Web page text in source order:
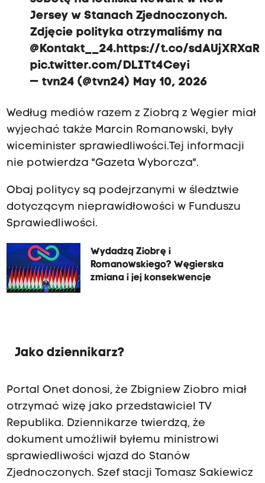
Jersey w Stanach Zjednoczonych.
Zdjęcie polityka otrzymaliśmy na
@Kontakt__24.https://t.co/sdAUjXRXaR
pic.twitter.com/DLITt4Ceyi
— tvn24 (@tvn24) May 10, 2026
Według mediów razem z Ziobrą z Węgier miał
wyjechać także Marcin Romanowski, były
wiceminister sprawiedliwości.Tej informacji
nie potwierdza "Gazeta Wyborcza".
Obaj politycy są podejrzanymi w śledztwie
dotyczącym nieprawidłowości w Funduszu
Sprawiedliwości.
Wydadzą Ziobrę i
Romanowskiego? Węgierska
zmiana i jej konsekwencje
Jako dziennikarz?
Portal Onet donosi, że Zbigniew Ziobro miał
otrzymać wizę jako przedstawiciel TV
Republika. Dziennikarze twierdzą, że
dokument umożliwił byłemu ministrowi
sprawiedliwości wjazd do Stanów
Zjednoczonych. Szef stacji Tomasz Sakiewicz